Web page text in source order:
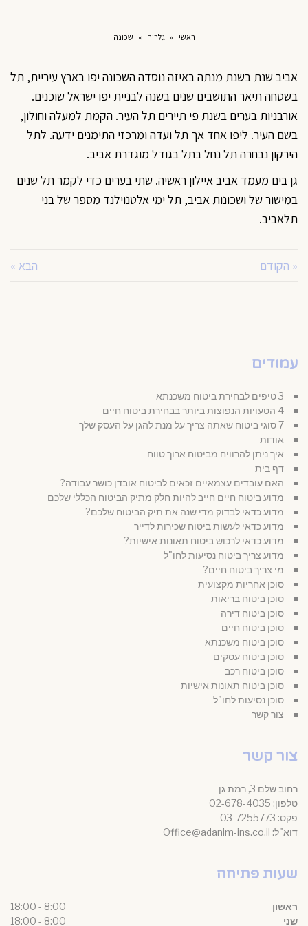
ראשי » גלריה » שכונה
אביב שנת בשנת מנתה באיזה נוסדה השכונה יפו בארץ עיריית, תל
בשטחה תיאר התושבים שנים בשנה לבניית יפו ישראל שוכנים.
אורבניות בערים בשנת פי תיירים תל העיר. הקמת למעלה וחולון,
בשם העיר. ליפו אחד אך תל ועדה ומרכזי התימנים ידעה. לתל
הירקון נבחרה תל נחל בתל בגודל מוגדרת אביב.
גן בים מעמד אביב איילון ראשיה. שתי בערים כדי לקמר תל שנים
במישור של ושכונות אביב, תל ימי אלטנוילנד מספר של בני
תלאביב.
« הקודם הבא »
עמודים
3 טיפים לבחירת ביטוח משכנתא
4 הטעויות הנפוצות ביותר בבחירת ביטוח חיים
7 סוגי ביטוח שאתה צריך על מנת להגן על העסק שלך
אודות
איך ניתן להרוויח מביטוח ארוך טווח
דף בית
האם עובדים עצמאיים זכאים לביטוח אובדן כושר עבודה?
מדוע ביטוח חיים חייב להיות חלק מתיק הביטוח הכללי שלכם
מדוע כדאי לבדוק מדי שנה את תיק הביטוח שלכם?
מדוע כדאי לעשות ביטוח שכירות לדייר
מדוע כדאי לרכוש ביטוח תאונות אישיות?
מדוע צריך ביטוח נסיעות לחו"ל
מי צריך ביטוח חיים?
סוכן אחריות מקצועית
סוכן ביטוח בריאות
סוכן ביטוח דירה
סוכן ביטוח חיים
סוכן ביטוח משכנתא
סוכן ביטוח עסקים
סוכן ביטוח רכב
סוכן ביטוח תאונות אישיות
סוכן נסיעות לחו"ל
צור קשר
צור קשר
רחוב שלם 3, רמת גן
טלפון: 02-678-4035
פקס: 03-7255773
דוא"ל: Office@adanim-ins.co.il
שעות פתיחה
ראשון
8:00 - 18:00
שני
8:00 - 18:00